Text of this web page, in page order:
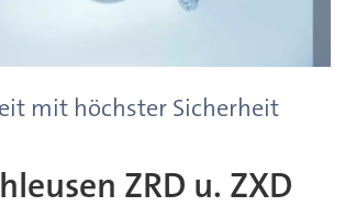
mit höchster Sicherheit
ZRD u. ZXD